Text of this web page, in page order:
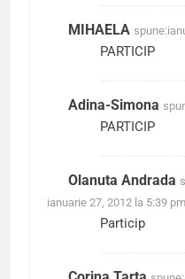
MIHAELA spune:
PARTICIP
Adina-Simona
PARTICIP
Olanuta Andrada
ianuarie 27, 2012 la 5:39 pm
Particip